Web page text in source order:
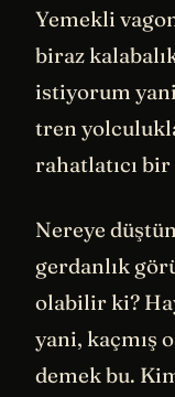
Yemekli
biraz
istiyorum
tren
rahatlatıcı
Nereye
gerdanlık
olabilir ki?
yani, kaçmış
demek bu.